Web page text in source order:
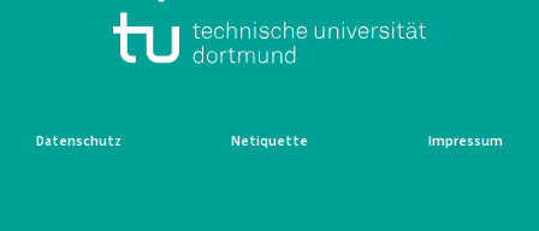
Datenschutz Netiquette Impressum